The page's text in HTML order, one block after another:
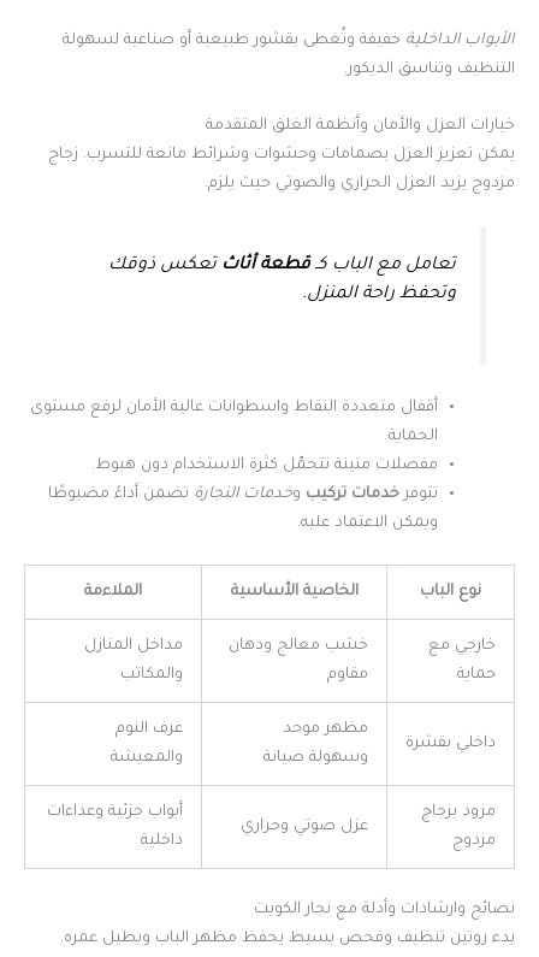
الأبواب الداخلية خفيفة وتُغطى بقشور طبيعية أو صناعية لسهولة
التنظيف وتناسق الديكور.
خيارات العزل والأمان وأنظمة الغلق المتقدمة
يمكن تعزيز العزل بصمامات وحشوات وشرائط مانعة للتسرب. زجاج
مزدوج يزيد العزل الحراري والصوتي حيث يلزم.
تعامل مع الباب كـقطعة أثاث تعكس ذوقك
وتحفظ راحة المنزل.
أقفال متعددة النقاط واسطوانات عالية الأمان لرفع مستوى
الحماية.
مفصلات متينة تتحمّل كثرة الاستخدام دون هبوط.
تتوفر خدمات تركيب وخدمات النجارة تضمن أداءً مضبوطًا
ويمكن الاعتماد عليه.
نوع الباب الخاصية الأساسية الملاءمة
خارجي مع
حماية
خشب معالج ودهان
مقاوم
مداخل المنازل
والمكاتب
داخلي بقشرة
مظهر موحد
وسهولة صيانة
غرف النوم
والمعيشة
مزود بزجاج
مزدوج
عزل صوتي وحراري
أبواب جزئية وعداءات
داخلية
نصائح وارشادات وأدلة مع نجار الكويت
بدء روتين تنظيف وفحص بسيط يحفظ مظهر الباب ويطيل عمره.